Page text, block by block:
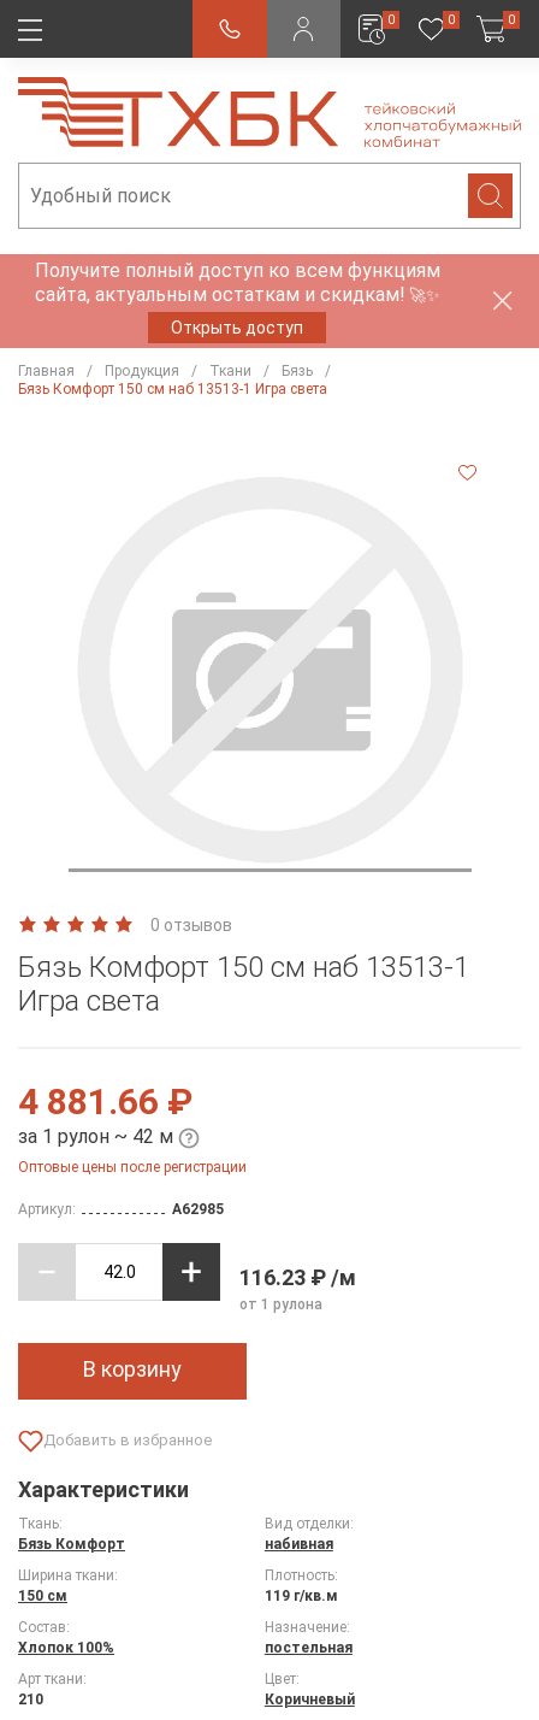
0 0 0
Получите полный доступ ко всем функциям
сайта, актуальным остаткам и скидкам! 🚀✨
Открыть доступ
Главная Продукция Ткани
Бязь
Бязь Комфорт 150 см наб 13513-1 Игра света
0 отзывов
Бязь Комфорт 150 см наб 13513-1
Игра света
4 881.66 ₽
за 1 рулон ~ 42 м
Оптовые цены после регистрации
Артикул: A62985
116.23 ₽ /м
от 1 рулона
В корзину
Характеристики
Ткань:
Бязь Комфорт
Вид отделки:
набивная
Ширина ткани:
150 см
Плотность:
119 г/кв.м
Состав:
Хлопок 100%
Назначение:
постельная
Арт ткани:
210
Цвет:
Коричневый